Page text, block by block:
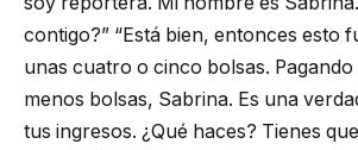
contigo?” “Está bien, entonces esto
unas cuatro o cinco bolsas. Pagando
menos bolsas, Sabrina. Es una
tus ingresos. ¿Qué haces? Tienes